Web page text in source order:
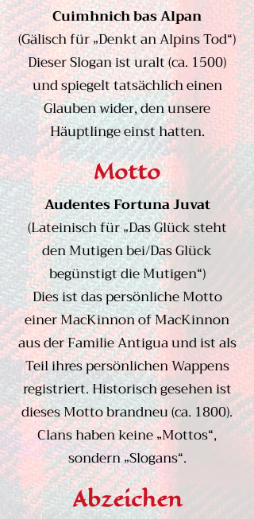
Cuimhnich bas Alpan
(Gälisch für „Denkt an Alpins Tod“)
Dieser Slogan ist uralt (ca. 1500)
und spiegelt tatsächlich einen
Glauben wider, den unsere
Häuptlinge einst hatten.
Motto
Audentes Fortuna Juvat
(Lateinisch für „Das Glück steht
den Mutigen bei/Das Glück
begünstigt die Mutigen“)
Dies ist das persönliche Motto
einer MacKinnon of MacKinnon
aus der Familie Antigua und ist als
Teil ihres persönlichen Wappens
registriert. Historisch gesehen ist
dieses Motto brandneu (ca. 1800).
Clans haben keine „Mottos“,
sondern „Slogans“.
Abzeichen